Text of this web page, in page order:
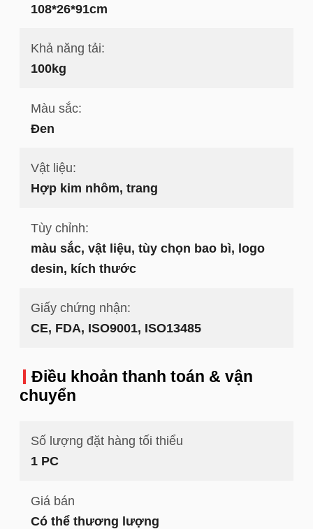
108*26*91cm
Khả năng tải:
100kg
Màu sắc:
Đen
Vật liệu:
Hợp kim nhôm, trang
Tùy chỉnh:
màu sắc, vật liệu, tùy chọn bao bì, logo
desin, kích thước
Giấy chứng nhận:
CE, FDA, ISO9001, ISO13485
Điều khoản thanh toán & vận
chuyển
Số lượng đặt hàng tối thiểu
1 PC
Giá bán
Có thể thương lượng